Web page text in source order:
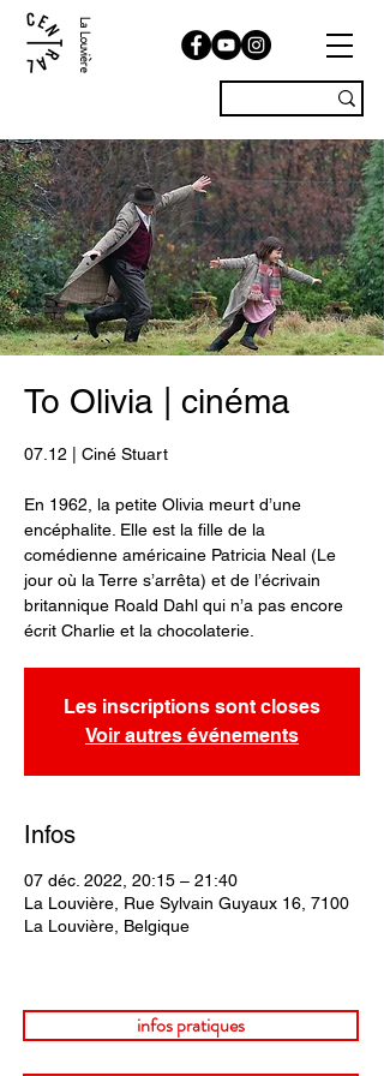
La Louvière
To Olivia | cinéma
07.12 | Ciné Stuart
En 1962, la petite Olivia meurt d’une
encéphalite. Elle est la fille de la
comédienne américaine Patricia Neal (Le
jour où la Terre s’arrêta) et de l’écrivain
britannique Roald Dahl qui n’a pas encore
écrit Charlie et la chocolaterie.
Les inscriptions sont closes
Voir autres événements
Infos
07 déc. 2022, 20:15 – 21:40
La Louvière, Rue Sylvain Guyaux 16, 7100
La Louvière, Belgique
infos pratiques